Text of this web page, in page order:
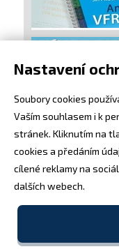
Nastavení
Soubory cookies
Vaším souhlasem i k
stránek. Kliknutím na
cookies a předáním
cílené reklamy na
dalších webech.